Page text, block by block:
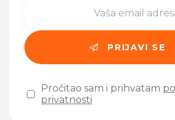
Pročitao sam i prihvatam
privatnosti